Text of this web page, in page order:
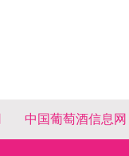
中国葡萄酒信息网